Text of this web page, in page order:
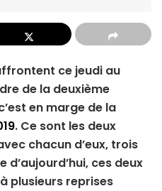
ce jeudi au
de la deuxième
en marge de la
. Ce sont les deux
chacun d’eux, trois
ces deux
plusieurs reprises